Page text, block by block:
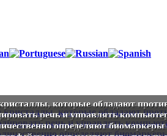
которые обладают
речь и управлять
определяют